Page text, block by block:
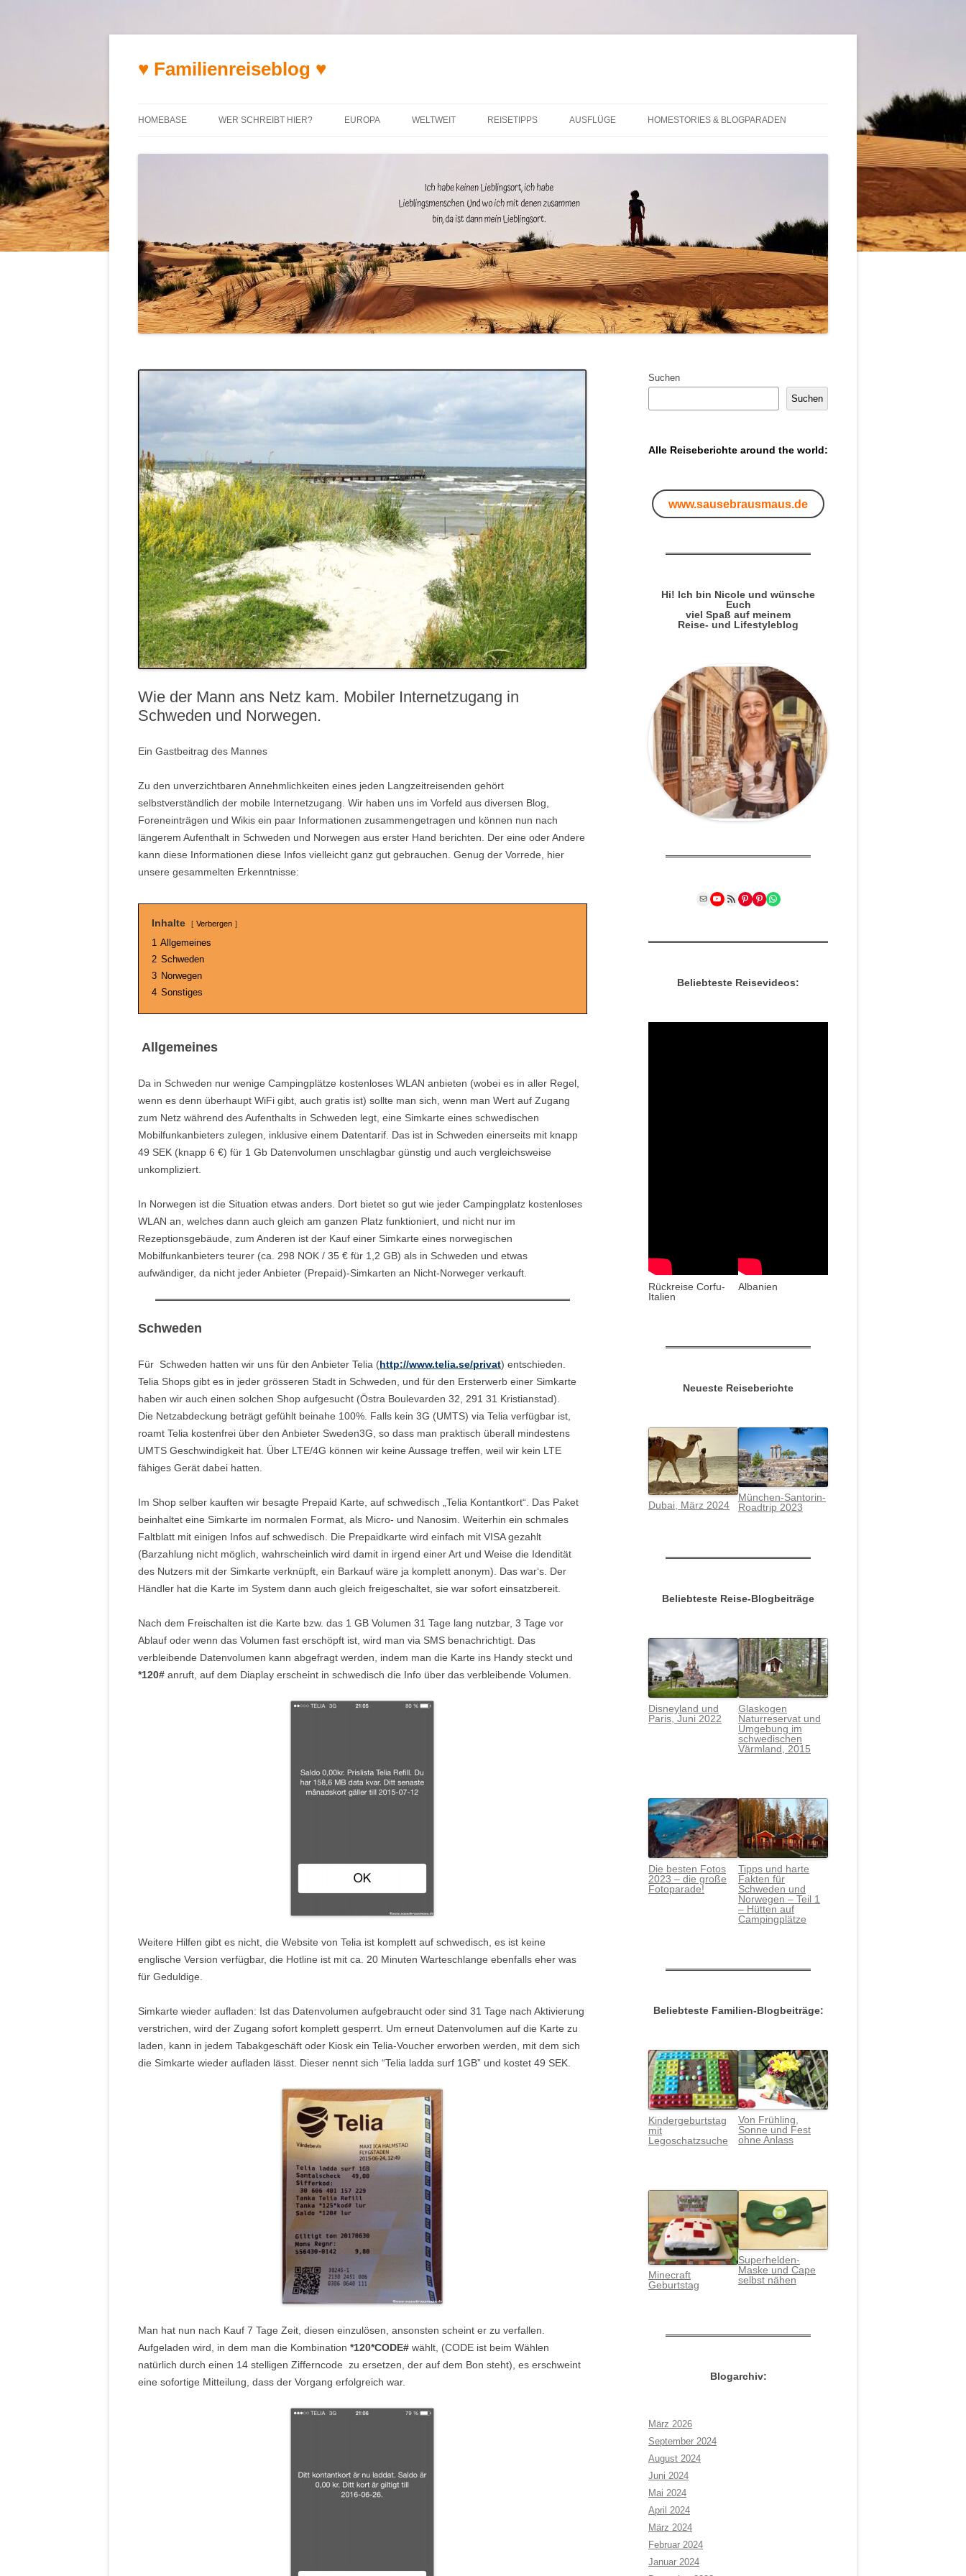
♥ Familienreiseblog ♥
HOMEBASE WER SCHREIBT HIER? EUROPA WELTWEIT REISETIPPS AUSFLÜGE HOMESTORIES & BLOGPARADEN
Wie der Mann ans Netz kam. Mobiler Internetzugang in
Schweden und Norwegen.
Ein Gastbeitrag des Mannes
Zu den unverzichtbaren Annehmlichkeiten eines jeden Langzeitreisenden gehört
selbstverständlich der mobile Internetzugang. Wir haben uns im Vorfeld aus diversen Blog,
Foreneinträgen und Wikis ein paar Informationen zusammengetragen und können nun nach
längerem Aufenthalt in Schweden und Norwegen aus erster Hand berichten. Der eine oder Andere
kann diese Informationen diese Infos vielleicht ganz gut gebrauchen. Genug der Vorrede, hier
unsere gesammelten Erkenntnisse:
Inhalte Verbergen
1 Allgemeines
2 Schweden
3 Norwegen
4 Sonstiges
Allgemeines
Da in Schweden nur wenige Campingplätze kostenloses WLAN anbieten (wobei es in aller Regel,
wenn es denn überhaupt WiFi gibt, auch gratis ist) sollte man sich, wenn man Wert auf Zugang
zum Netz während des Aufenthalts in Schweden legt, eine Simkarte eines schwedischen
Mobilfunkanbieters zulegen, inklusive einem Datentarif. Das ist in Schweden einerseits mit knapp
49 SEK (knapp 6 €) für 1 Gb Datenvolumen unschlagbar günstig und auch vergleichsweise
unkompliziert.
In Norwegen ist die Situation etwas anders. Dort bietet so gut wie jeder Campingplatz kostenloses
WLAN an, welches dann auch gleich am ganzen Platz funktioniert, und nicht nur im
Rezeptionsgebäude, zum Anderen ist der Kauf einer Simkarte eines norwegischen
Mobilfunkanbieters teurer (ca. 298 NOK / 35 € für 1,2 GB) als in Schweden und etwas
aufwändiger, da nicht jeder Anbieter (Prepaid)-Simkarten an Nicht-Norweger verkauft.
Schweden
Für Schweden hatten wir uns für den Anbieter Telia (http://www.telia.se/privat) entschieden.
Telia Shops gibt es in jeder grösseren Stadt in Schweden, und für den Ersterwerb einer Simkarte
haben wir auch einen solchen Shop aufgesucht (Östra Boulevarden 32, 291 31 Kristianstad).
Die Netzabdeckung beträgt gefühlt beinahe 100%. Falls kein 3G (UMTS) via Telia verfügbar ist,
roamt Telia kostenfrei über den Anbieter Sweden3G, so dass man praktisch überall mindestens
UMTS Geschwindigkeit hat. Über LTE/4G können wir keine Aussage treffen, weil wir kein LTE
fähiges Gerät dabei hatten.
Im Shop selber kauften wir besagte Prepaid Karte, auf schwedisch „Telia Kontantkort“. Das Paket
beinhaltet eine Simkarte im normalen Format, als Micro- und Nanosim. Weiterhin ein schmales
Faltblatt mit einigen Infos auf schwedisch. Die Prepaidkarte wird einfach mit VISA gezahlt
(Barzahlung nicht möglich, wahrscheinlich wird damit in irgend einer Art und Weise die Idendität
des Nutzers mit der Simkarte verknüpft, ein Barkauf wäre ja komplett anonym). Das war‘s. Der
Händler hat die Karte im System dann auch gleich freigeschaltet, sie war sofort einsatzbereit.
Nach dem Freischalten ist die Karte bzw. das 1 GB Volumen 31 Tage lang nutzbar, 3 Tage vor
Ablauf oder wenn das Volumen fast erschöpft ist, wird man via SMS benachrichtigt. Das
verbleibende Datenvolumen kann abgefragt werden, indem man die Karte ins Handy steckt und
*120# anruft, auf dem Diaplay erscheint in schwedisch die Info über das verbleibende Volumen.
Weitere Hilfen gibt es nicht, die Website von Telia ist komplett auf schwedisch, es ist keine
englische Version verfügbar, die Hotline ist mit ca. 20 Minuten Warteschlange ebenfalls eher was
für Geduldige.
Simkarte wieder aufladen: Ist das Datenvolumen aufgebraucht oder sind 31 Tage nach Aktivierung
verstrichen, wird der Zugang sofort komplett gesperrt. Um erneut Datenvolumen auf die Karte zu
laden, kann in jedem Tabakgeschäft oder Kiosk ein Telia-Voucher erworben werden, mit dem sich
die Simkarte wieder aufladen lässt. Dieser nennt sich “Telia ladda surf 1GB” und kostet 49 SEK.
Man hat nun nach Kauf 7 Tage Zeit, diesen einzulösen, ansonsten scheint er zu verfallen.
Aufgeladen wird, in dem man die Kombination *120*CODE# wählt, (CODE ist beim Wählen
natürlich durch einen 14 stelligen Zifferncode zu ersetzen, der auf dem Bon steht), es erschweint
eine sofortige Mitteilung, dass der Vorgang erfolgreich war.
Suchen
Suchen
Alle Reiseberichte around the world:
www.sausebrausmaus.de
Hi! Ich bin Nicole und wünsche
Euch
viel Spaß auf meinem
Reise- und Lifestyleblog
MailYouTube
RSS FeedPinterest
Pinterest
WhatsApp
Beliebteste Reisevideos:
Rückreise Corfu-
Italien
Albanien
Neueste Reiseberichte
Dubai, März 2024
München-Santorin-
Roadtrip 2023
Beliebteste Reise-Blogbeiträge
Disneyland und
Paris, Juni 2022
Glaskogen
Naturreservat und
Umgebung im
schwedischen
Värmland, 2015
Die besten Fotos
2023 – die große
Fotoparade!
Tipps und harte
Fakten für
Schweden und
Norwegen – Teil 1
– Hütten auf
Campingplätze
Beliebteste Familien-Blogbeiträge:
Kindergeburtstag
mit
Legoschatzsuche
Von Frühling,
Sonne und Fest
ohne Anlass
Minecraft
Geburtstag
Superhelden-
Maske und Cape
selbst nähen
Blogarchiv:
März 2026
September 2024
August 2024
Juni 2024
Mai 2024
April 2024
März 2024
Februar 2024
Januar 2024